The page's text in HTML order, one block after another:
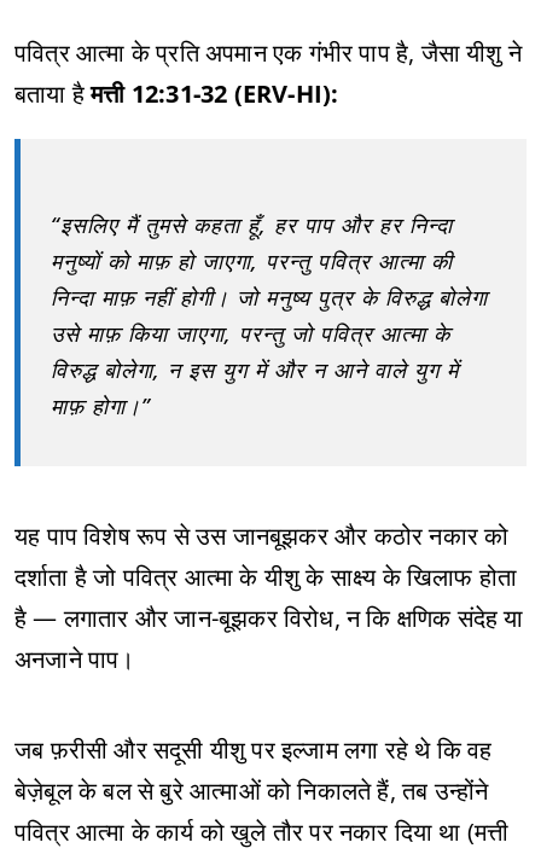
पवित्र आत्मा के प्रति अपमान एक गंभीर पाप है, जैसा यीशु ने
बताया हैमत्ती 12:31-32 (ERV-HI):
“इसलिए मैं तुमसे कहता हूँ, हर पाप और हर निन्दा
मनुष्यों को माफ़ हो जाएगा, परन्तु पवित्र आत्मा की
निन्दा माफ़ नहीं होगी। जो मनुष्य पुत्र के विरुद्ध बोलेगा
उसे माफ़ किया जाएगा, परन्तु जो पवित्र आत्मा के
विरुद्ध बोलेगा, न इस युग में और न आने वाले युग में
माफ़ होगा।”
यह पाप विशेष रूप से उस जानबूझकर और कठोर नकार को
दर्शाता है जो पवित्र आत्मा के यीशु के साक्ष्य के खिलाफ होता
है — लगातार और जान-बूझकर विरोध, न कि क्षणिक संदेह या
अनजाने पाप।
जब फ़रीसी और सदूसी यीशु पर इल्जाम लगा रहे थे कि वह
बेज़ेबूल के बल से बुरे आत्माओं को निकालते हैं, तब उन्होंने
पवित्र आत्मा के कार्य को खुले तौर पर नकार दिया था (मत्ती